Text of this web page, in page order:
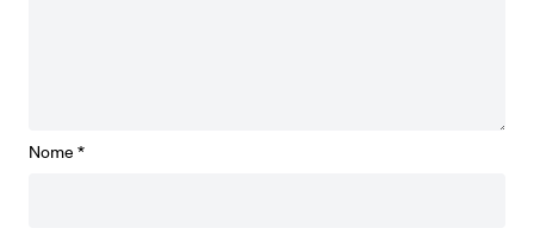
Nome *